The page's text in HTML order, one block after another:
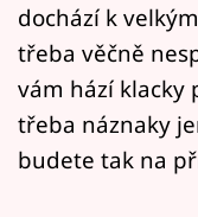
Mámy sobě
Přihlášení
dochází k
třeba věčně
vám hází klacky
třeba náznaky
budete tak na